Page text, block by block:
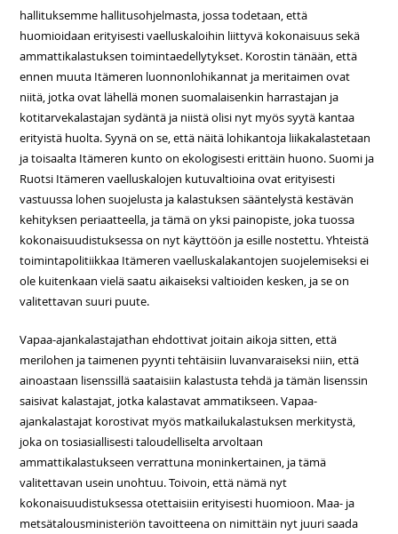
hallituksemme hallitusohjelmasta, jossa todetaan, että
huomioidaan erityisesti vaelluskaloihin liittyvä kokonaisuus sekä
ammattikalastuksen toimintaedellytykset. Korostin tänään, että
ennen muuta Itämeren luonnonlohikannat ja meritaimen ovat
niitä, jotka ovat lähellä monen suomalaisenkin harrastajan ja
kotitarvekalastajan sydäntä ja niistä olisi nyt myös syytä kantaa
erityistä huolta. Syynä on se, että näitä lohikantoja liikakalastetaan
ja toisaalta Itämeren kunto on ekologisesti erittäin huono. Suomi ja
Ruotsi Itämeren vaelluskalojen kutuvaltioina ovat erityisesti
vastuussa lohen suojelusta ja kalastuksen sääntelystä kestävän
kehityksen periaatteella, ja tämä on yksi painopiste, joka tuossa
kokonaisuudistuksessa on nyt käyttöön ja esille nostettu. Yhteistä
toimintapolitiikkaa Itämeren vaelluskalakantojen suojelemiseksi ei
ole kuitenkaan vielä saatu aikaiseksi valtioiden kesken, ja se on
valitettavan suuri puute.
Vapaa-ajankalastajathan ehdottivat joitain aikoja sitten, että
merilohen ja taimenen pyynti tehtäisiin luvanvaraiseksi niin, että
ainoastaan lisenssillä saataisiin kalastusta tehdä ja tämän lisenssin
saisivat kalastajat, jotka kalastavat ammatikseen. Vapaa-
ajankalastajat korostivat myös matkailukalastuksen merkitystä,
joka on tosiasiallisesti taloudelliselta arvoltaan
ammattikalastukseen verrattuna moninkertainen, ja tämä
valitettavan usein unohtuu. Toivoin, että nämä nyt
kokonaisuudistuksessa otettaisiin erityisesti huomioon. Maa- ja
metsätalousministeriön tavoitteena on nimittäin nyt juuri saada